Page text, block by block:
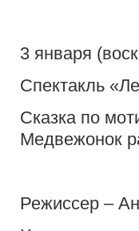
3 января
Спектакль
Сказка по
Медвежонок
Режиссер –